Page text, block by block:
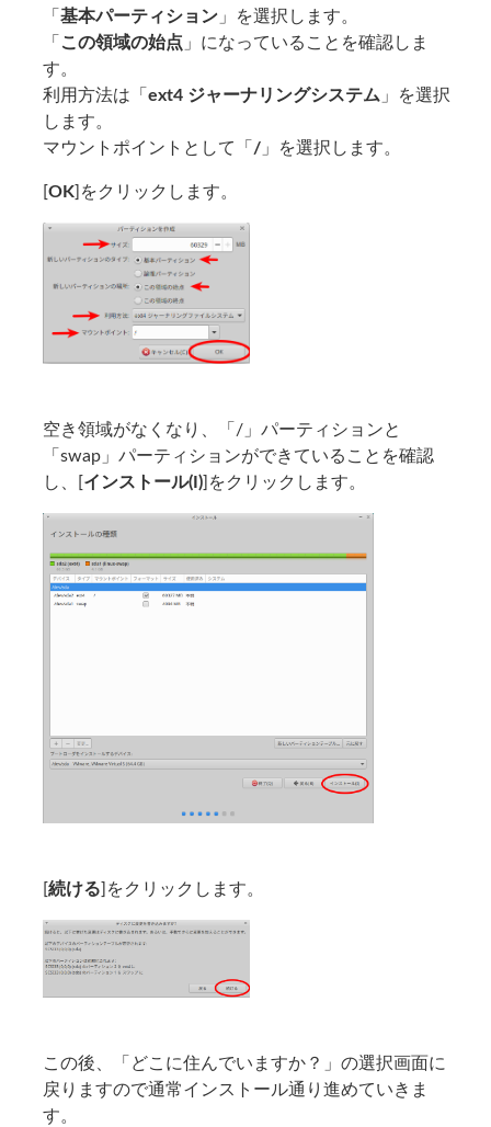
「 基本パーティション 」を選択します。
「 この領域の始点 」になっていることを確認しま
す。
利用方法は「 ext4 ジャーナリングシステム 」を選択
します。
マウントポイントとして「 / 」を選択します。
[OK]をクリックします。
空き領域がなくなり、「/」パーティションと
「swap」パーティションができていることを確認
し、[インストール(I)]をクリックします。
[続ける]をクリックします。
この後、「どこに住んでいますか？」の選択画面に
戻りますので通常インストール通り進めていきま
す。